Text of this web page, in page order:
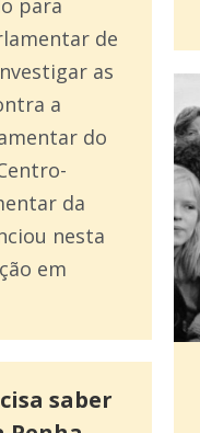
para
de
as
a
do
da
nesta
em
saber